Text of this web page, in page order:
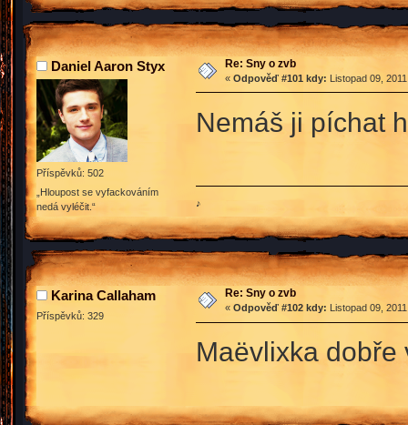
Daniel Aaron Styx
Příspěvků: 502
„Hloupost se vyfackováním
nedá vyléčit.“
Re: Sny o zvb
« Odpověď #101 kdy: Listopad 09,
Nemáš ji píchat
♪
Karina Callaham
Příspěvků: 329
Re: Sny o zvb
« Odpověď #102 kdy: Listopad 09,
Maëvlixka